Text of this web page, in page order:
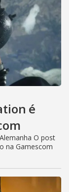
é
O post
na Gamescom